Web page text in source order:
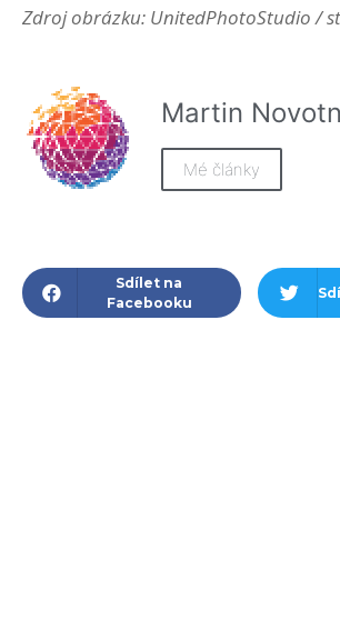
Zdroj obrázku: UnitedPhotoStudio /
Martin
Mé články
Sdílet na
Facebooku